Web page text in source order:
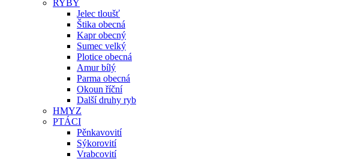
RYBY
Jelec tloušť
Štika obecná
Kapr obecný
Sumec velký
Plotice obecná
Amur bílý
Parma obecná
Okoun říční
Další druhy ryb
HMYZ
PTÁCI
Pěnkavovití
Sýkorovití
Vrabcovití